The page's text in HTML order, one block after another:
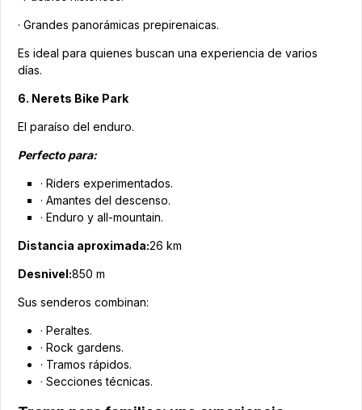
· Grandes panorámicas prepirenaicas.
Es ideal para quienes buscan una experiencia de varios
días.
6. Nerets Bike Park
El paraíso del enduro.
Perfecto para:
· Riders experimentados.
· Amantes del descenso.
· Enduro y all-mountain.
Distancia aproximada:26 km
Desnivel:850 m
Sus senderos combinan:
· Peraltes.
· Rock gardens.
· Tramos rápidos.
· Secciones técnicas.